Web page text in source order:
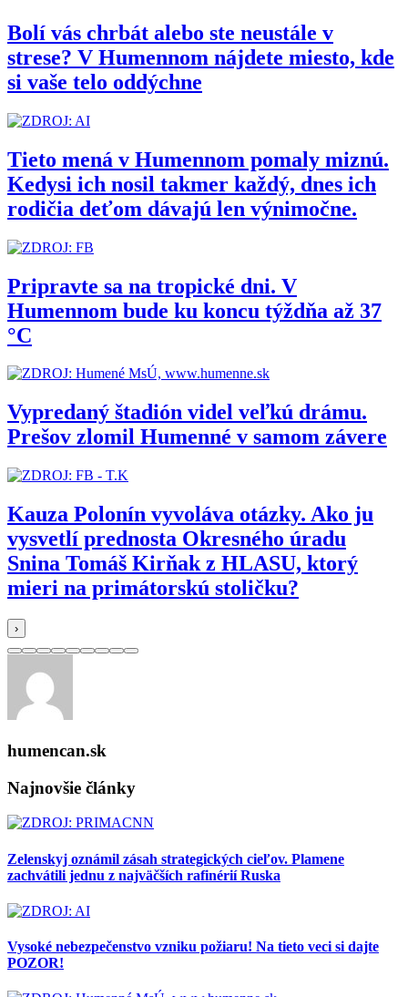
Bolí vás chrbát alebo ste neustále v
strese? V Humennom nájdete miesto, kde
si vaše telo oddýchne
Tieto mená v Humennom pomaly miznú.
Kedysi ich nosil takmer každý, dnes ich
rodičia deťom dávajú len výnimočne.
Pripravte sa na tropické dni. V
Humennom bude ku koncu týždňa až 37
°C
Vypredaný štadión videl veľkú drámu.
Prešov zlomil Humenné v samom závere
Kauza Polonín vyvoláva otázky. Ako ju
vysvetlí prednosta Okresného úradu
Snina Tomáš Kirňak z HLASU, ktorý
mieri na primátorskú stoličku?
›
humencan.sk
Najnovšie články
Zelenskyj oznámil zásah strategických cieľov. Plamene
zachvátili jednu z najväčších rafinérií Ruska
Vysoké nebezpečenstvo vzniku požiaru! Na tieto veci si dajte
POZOR!